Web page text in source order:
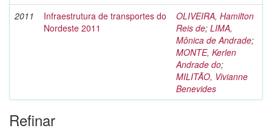
2011
Infraestrutura de transportes do
Nordeste 2011
OLIVEIRA, Hamilton
Reis de; LIMA,
Mônica de Andrade;
MONTE, Kerlen
Andrade do;
MILITÃO, Vivianne
Benevides
Refinar